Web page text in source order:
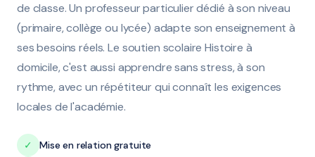
de classe. Un professeur particulier dédié à son niveau
(primaire, collège ou lycée) adapte son enseignement à
ses besoins réels. Le soutien scolaire Histoire à
domicile, c'est aussi apprendre sans stress, à son
rythme, avec un répétiteur qui connaît les exigences
locales de l'académie.
✓
Mise en relation gratuite